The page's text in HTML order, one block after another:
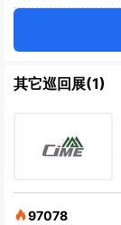
其它巡回展(1)
97078